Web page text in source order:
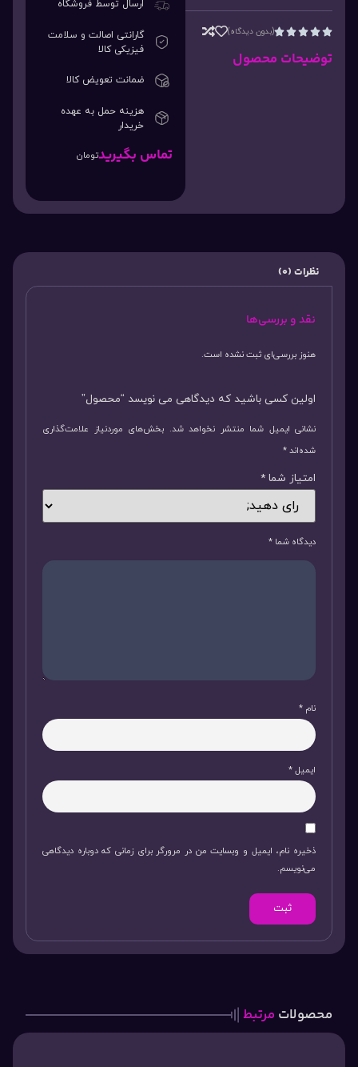




(بدون دیدگاه)
توضیحات محصول
ارسال توسط فروشگاه
گارانتی اصالت و سلامت
فیزیکی کالا
ضمانت تعویض کالا
هزینه حمل به عهده
خریدار
تماس بگیریدتومان
نظرات (0)
نقد و بررسی‌ها
هنوز بررسی‌ای ثبت نشده است.
اولین کسی باشید که دیدگاهی می نویسد “محصول”
نشانی ایمیل شما منتشر نخواهد شد. بخش‌های موردنیاز علامت‌گذاری
شده‌اند*
امتیاز شما *
دیدگاه شما *
نام *
ایمیل*
ذخیره نام، ایمیل و وبسایت من در مرورگر برای زمانی که دوباره دیدگاهی
می‌نویسم.
محصولات مرتبط